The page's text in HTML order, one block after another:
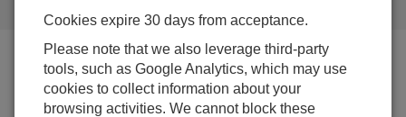
Cookies expire 30 days from acceptance.
Please note that we also leverage third-party
tools, such as Google Analytics, which may use
cookies to collect information about your
browsing activities. We cannot block these